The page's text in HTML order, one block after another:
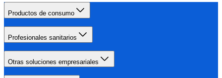
Productos de consumo
Profesionales sanitarios
Otras soluciones empresariales